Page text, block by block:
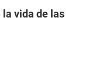
vida de las